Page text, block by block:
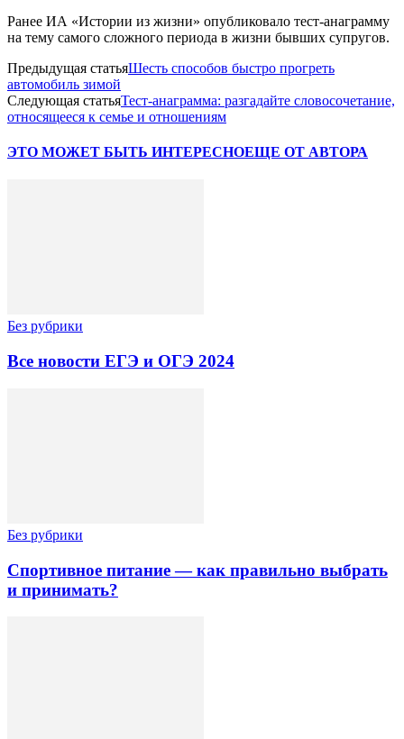
Ранее ИА «Истории из жизни» опубликовало тест-анаграмму
на тему самого сложного периода в жизни бывших супругов.
Предыдущая статьяШесть способов быстро прогреть
автомобиль зимой
Следующая статьяТест-анаграмма: разгадайте словосочетание,
относящееся к семье и отношениям
ЭТО МОЖЕТ БЫТЬ ИНТЕРЕСНОЕЩЕ ОТ АВТОРА
Без рубрики
Все новости ЕГЭ и ОГЭ 2024
Без рубрики
Спортивное питание — как правильно выбрать
и принимать?